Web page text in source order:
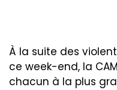
À la suite des
ce week-end, la
chacun à la plus